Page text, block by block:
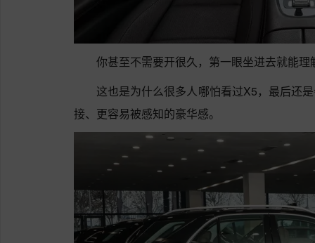
你甚至不需要开很久，第一眼坐进去就能理
这也是为什么很多人哪怕看过X5，最后还
接、更容易被感知的豪华感。